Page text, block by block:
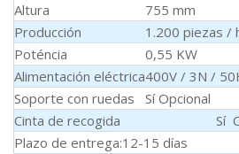
Altura
755 mm
Producción
1.200 piezas /
Poténcia
0,55 KW
Alimentación eléctrica400V / 3N /
Soporte con ruedas
Sí Opcional
Cinta de recogida Sí
Plazo de entrega:12-15 días